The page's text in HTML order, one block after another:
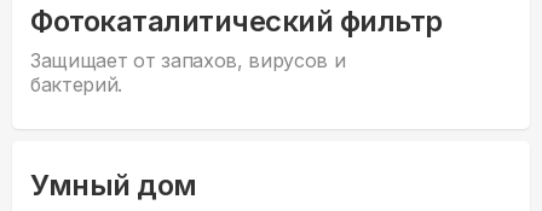
Фотокаталитический фильтр
Защищает от запахов, вирусов и
бактерий.
Умный дом